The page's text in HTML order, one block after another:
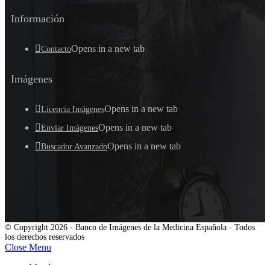
Información
ContactoOpens in a new tab
Imágenes
Licencia ImágenesOpens in a new tab
Enviar ImágenesOpens in a new tab
Buscador AvanzadoOpens in a new tab
© Copyright 2026 - Banco de Imágenes de la Medicina Española - Todos
los derechos reservados
Close Menu